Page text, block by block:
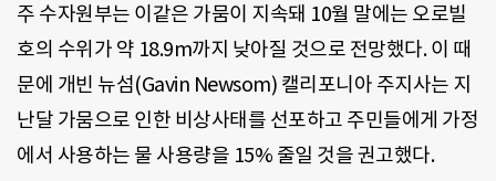
주 수자원부는 이같은 가뭄이 지속돼 10월 말에는 오로빌
호의 수위가 약 18.9m까지 낮아질 것으로 전망했다. 이 때
문에 개빈 뉴섬(Gavin Newsom) 캘리포니아 주지사는 지
난달 가뭄으로 인한 비상사태를 선포하고 주민들에게 가정
에서 사용하는 물 사용량을 15% 줄일 것을 권고했다.